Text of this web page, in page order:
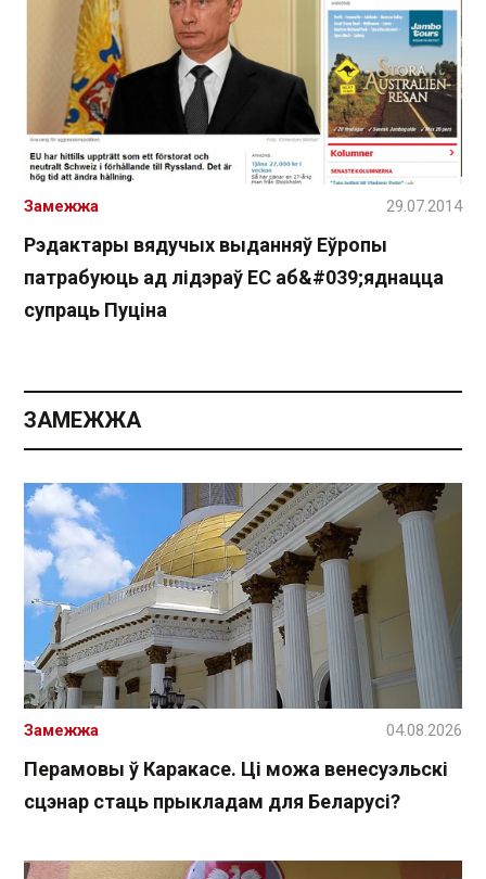
Рэдактары вядучых выданняў Еўропы
патрабуюць ад лідэраў ЕС аб&#039;яднацца
супраць Пуціна
Замежжа 29.07.2014
ЗАМЕЖЖА
Перамовы ў Каракасе. Ці можа венесуэльскі
сцэнар стаць прыкладам для Беларусі?
Замежжа 04.08.2026